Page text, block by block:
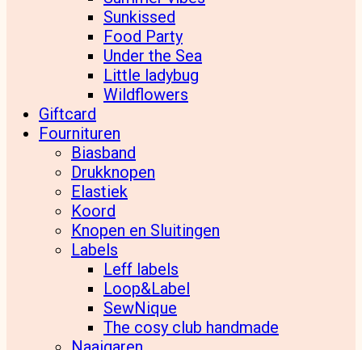
Sunkissed
Food Party
Under the Sea
Little ladybug
Wildflowers
Giftcard
Fournituren
Biasband
Drukknopen
Elastiek
Koord
Knopen en Sluitingen
Labels
Leff labels
Loop&Label
SewNique
The cosy club handmade